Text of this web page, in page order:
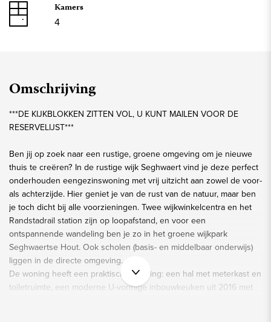
Kamers
4
Omschrijving
***DE KIJKBLOKKEN ZITTEN VOL, U KUNT MAILEN VOOR DE
RESERVELIJST***
Ben jij op zoek naar een rustige, groene omgeving om je nieuwe
thuis te creëren? In de rustige wijk Seghwaert vind je deze perfect
onderhouden eengezinswoning met vrij uitzicht aan zowel de voor-
als achterzijde. Hier geniet je van de rust van de natuur, maar ben
je toch dicht bij alle voorzieningen. Twee wijkwinkelcentra en het
Randstadrail station zijn op loopafstand, en voor een
ontspannende wandeling ben je zo in het groene wijkpark
Seghwaertse Hout. Ook scholen (basis- en middelbaar onderwijs)
liggen in de directe omgeving.
De woning heeft een praktische indeling: een hal met meterkast en
toiletruimte, een moderne U-vormige inbouwkeuken uit 2016 met